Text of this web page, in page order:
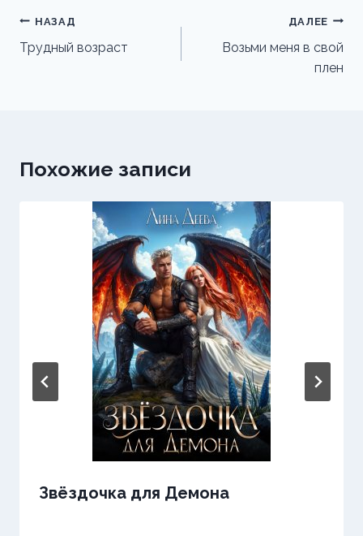
Навигация
по
НАЗАД
Трудный возраст
ДАЛЕЕ
Возьми меня в свой
плен
Похожие записи
Звёздочка для Демона